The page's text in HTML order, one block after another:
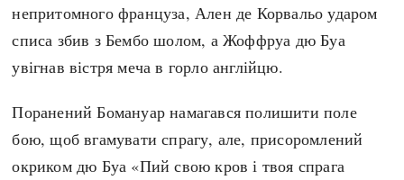
непритомного француза, Ален де Корвальо ударом
списа збив з Бембо шолом, а Жоффруа дю Буа
увігнав вістря меча в горло англійцю.
Поранений Бомануар намагався полишити поле
бою, щоб вгамувати спрагу, але, присоромлений
окриком дю Буа «Пий свою кров і твоя спрага